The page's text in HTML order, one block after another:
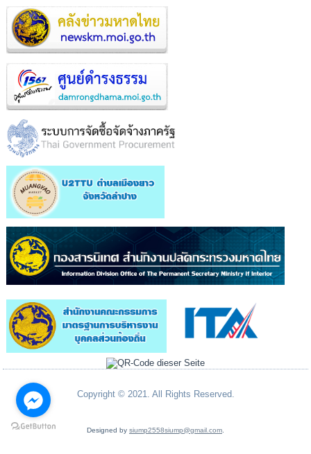
Copyright © 2021. All Rights Reserved.
Designed by siump2558siump@gmail.com.